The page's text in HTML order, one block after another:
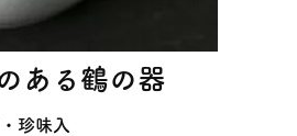
ある鶴の器
珍味入